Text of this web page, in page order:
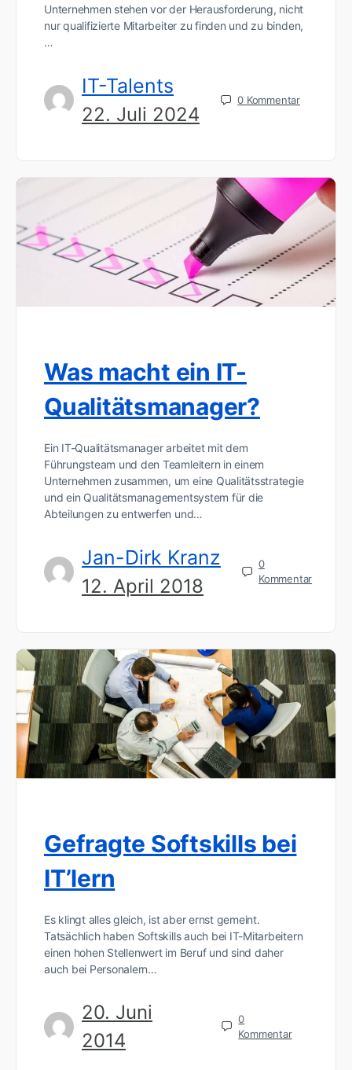
Unternehmen stehen vor der Herausforderung, nicht
nur qualifizierte Mitarbeiter zu finden und zu binden,
…
IT-Talents
22. Juli 2024
0 Kommentar
Was macht ein IT-
Qualitätsmanager?
Ein IT-Qualitätsmanager arbeitet mit dem
Führungsteam und den Teamleitern in einem
Unternehmen zusammen, um eine Qualitätsstrategie
und ein Qualitätsmanagementsystem für die
Abteilungen zu entwerfen und…
Jan-Dirk Kranz
12. April 2018
0
Kommentar
Gefragte Softskills bei
IT’lern
Es klingt alles gleich, ist aber ernst gemeint.
Tatsächlich haben Softskills auch bei IT-Mitarbeitern
einen hohen Stellenwert im Beruf und sind daher
auch bei Personalern…
20. Juni
2014
0
Kommentar